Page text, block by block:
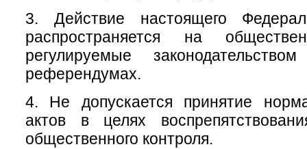
3. Действие настоящего
распространяется на
регулируемые
референдумах.
4. Не допускается принятие
актов в целях
общественного контроля.